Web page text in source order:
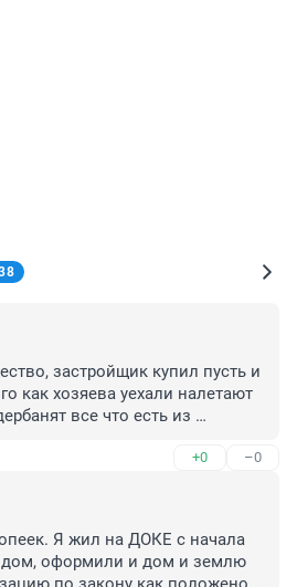
застройщик купил пусть и
как хозяева уехали налетают
все что есть из
+0 –0
Я жил на ДОКЕ с начала
дом, оформили и дом и землю